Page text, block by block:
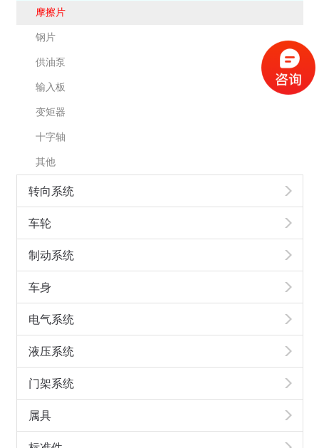
摩擦片
钢片
供油泵
输入板
变矩器
十字轴
其他
转向系统
车轮
制动系统
车身
电气系统
液压系统
门架系统
属具